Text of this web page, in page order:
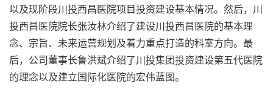
以及现阶段川投西昌医院项目投资建设基本情况。然后，川
投西昌医院院长张汝林介绍了建设川投西昌医院的基本理
念、宗旨、未来运营规划及着力重点打造的科室方向。最
后，公司董事长鲁洪斌介绍了川投集团投资建设第五代医院
的理念以及建立国际化医院的宏伟蓝图。